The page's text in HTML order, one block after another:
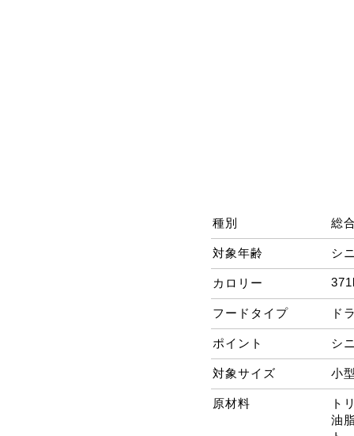
種別 総
対象年齢 シ
カロリー
フードタイプ ド
ポイント シ
対象サイズ 小
原材料
ト
油